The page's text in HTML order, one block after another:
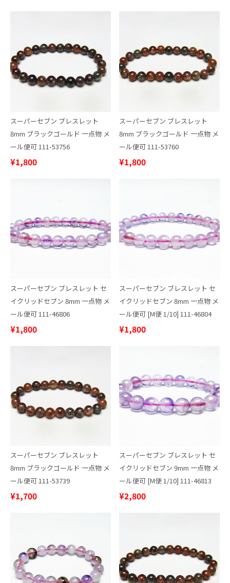
スーパーセブン ブレスレット
8mm ブラックゴールド 一点物 メ
ール便可 111-53756
¥1,800
スーパーセブン ブレスレット
8mm ブラックゴールド 一点物 メ
ール便可 111-53760
¥1,800
スーパーセブン ブレスレット セ
イクリッドセブン 8mm 一点物 メ
ール便可 111-46806
¥1,800
スーパーセブン ブレスレット セ
イクリッドセブン 8mm 一点物 メ
ール便可 [M便 1/10] 111-46804
¥1,800
スーパーセブン ブレスレット
8mm ブラックゴールド 一点物 メ
ール便可 111-53739
¥1,700
スーパーセブン ブレスレット セ
イクリッドセブン 9mm 一点物 メ
ール便可 [M便 1/10] 111-46813
¥2,800